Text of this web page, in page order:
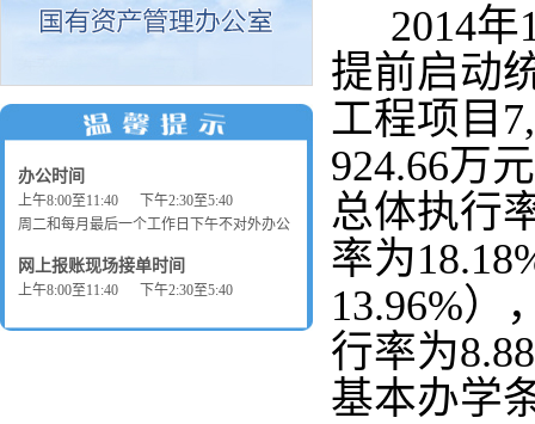
办公时间
上午8:00至11:40 下午2:30至5:40
周二和每月最后一个工作日下午不对外办公
网上报账现场接单时间
上午8:00至11:40 下午2:30至5:40
2014
提前启动
工程项目
924.66万
总体执行
率为
13.96%）
行率为
基本办学